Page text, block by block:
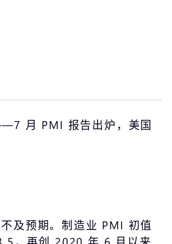
月 PMI 报告出炉，美国
及预期。制造业 PMI 初值